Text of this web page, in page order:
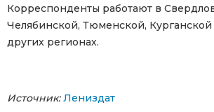
Корреспонденты работают в
Челябинской, Тюменской, Курганской
других регионах.
Источник: Лениздат